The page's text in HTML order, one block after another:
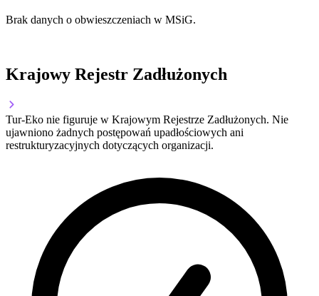
Brak danych o obwieszczeniach w MSiG.
Krajowy Rejestr Zadłużonych
Tur-Eko nie figuruje w Krajowym Rejestrze Zadłużonych. Nie
ujawniono żadnych postępowań upadłościowych ani
restrukturyzacyjnych dotyczących organizacji.